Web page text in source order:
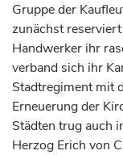
Gruppe der
zunächst
Handwerker ihr
verband sich ihr
Stadtregiment mit
Erneuerung der
Städten trug auch
Herzog Erich von